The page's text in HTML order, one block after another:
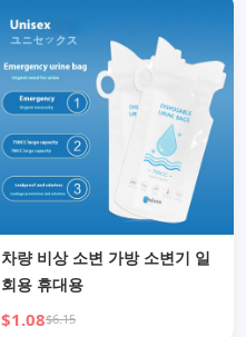
차량 비상 소변 가방 소변기 일
회용 휴대용
$1.08$6.15